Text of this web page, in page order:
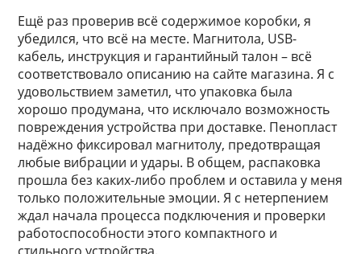
Ещё раз проверив всё содержимое коробки, я
убедился, что всё на месте. Магнитола, USB-
кабель, инструкция и гарантийный талон – всё
соответствовало описанию на сайте магазина. Я с
удовольствием заметил, что упаковка была
хорошо продумана, что исключало возможность
повреждения устройства при доставке. Пенопласт
надёжно фиксировал магнитолу, предотвращая
любые вибрации и удары. В общем, распаковка
прошла без каких-либо проблем и оставила у меня
только положительные эмоции. Я с нетерпением
ждал начала процесса подключения и проверки
работоспособности этого компактного и